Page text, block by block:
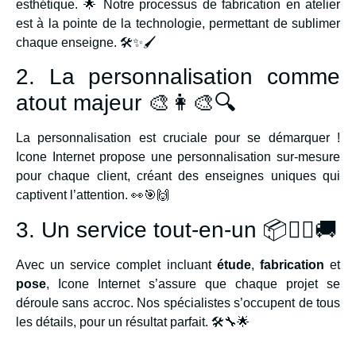
esthétique. 🌟 Notre processus de fabrication en atelier
est à la pointe de la technologie, permettant de sublimer
chaque enseigne. 🛠✨🖌
2. La personnalisation comme
atout majeur 🎨👩‍🎨🔍
La personnalisation est cruciale pour se démarquer !
Icone Internet propose une personnalisation sur-mesure
pour chaque client, créant des enseignes uniques qui
captivent l’attention. 👀🎯🙌
3. Un service tout-en-un 📦👷‍♂️🚚
Avec un service complet incluant étude, fabrication et
pose, Icone Internet s’assure que chaque projet se
déroule sans accroc. Nos spécialistes s’occupent de tous
les détails, pour un résultat parfait. 🛠🔧🌟